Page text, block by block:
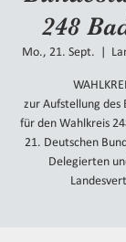
248
Mo., 21. Sept.
  |
zur Aufstellung
für den Wahlkreis
21. Deutschen
Delegierten